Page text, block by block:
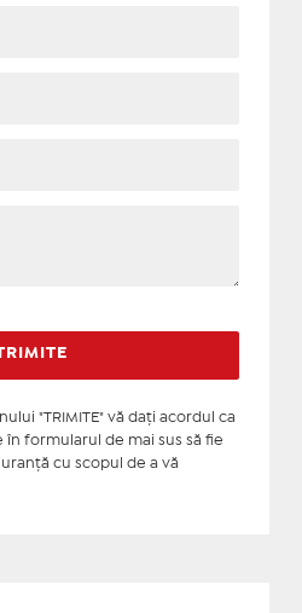
"TRIMITE" vă daţi acordul ca
formularul de mai sus să fie
cu scopul de a vă